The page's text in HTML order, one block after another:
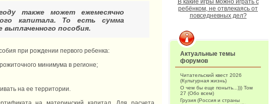
также может ежемесячно
капитала. То есть сумма
пособия.
при рождении первого ребенка:
минимума в регионе;
на ее территории.
В какие игры можно играть с
ребёнком, не отвлекаясь от
повседневных дел?
Актуальные темы
форумов
Читательский квест 2026
(Культурная жизнь)
О чем бы еще поныть...))) Том
27 (Обо всем)
Грузия (Россия и страны